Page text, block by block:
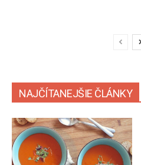
NAJČÍTANEJŠIE ČLÁNKY